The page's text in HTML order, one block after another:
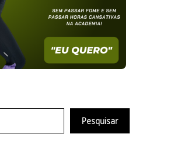
Pesquisar